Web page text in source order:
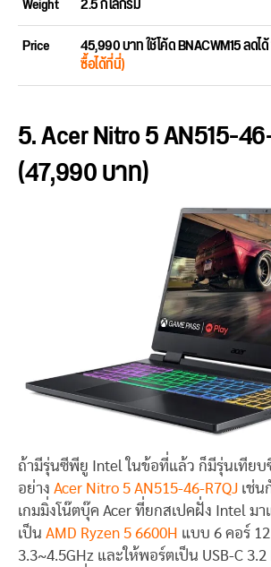
Price
45,990 บาท ใช้โค้ด BNACWM15 ลดไ
ซื้อได้ที่นี่)
5. Acer Nitro 5 AN515-
(47,990 บาท)
ถ้ามีรุ่นซีพียู Intel ในข้อที่แล้ว ก็มีรุ่นเทียบ
อย่าง Acer Nitro 5 AN515-46-R7QJ เช่น
เกมมิ่งโน๊ตบุ๊ค Acer ที่ยกสเปคฝั่ง Intel ม
เป็น AMD Ryzen 5 6600H แบบ 6 คอร์ 12
3.3~4.5GHz และให้พอร์ตเป็น USB-C 3.2